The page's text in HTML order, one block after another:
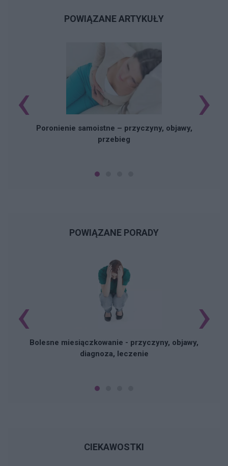
POWIĄZANE ARTYKUŁY
Poronienie samoistne – przyczyny, objawy,
przebieg
‹ ›
POWIĄZANE PORADY
Bolesne miesiączkowanie - przyczyny, objawy,
diagnoza, leczenie
‹ ›
CIEKAWOSTKI